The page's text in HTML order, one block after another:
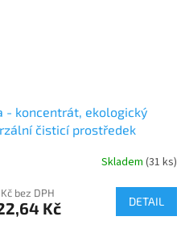
- koncentrát, ekologický
čisticí prostředek
Skladem (31 ks)
bez DPH
Kč DETAIL